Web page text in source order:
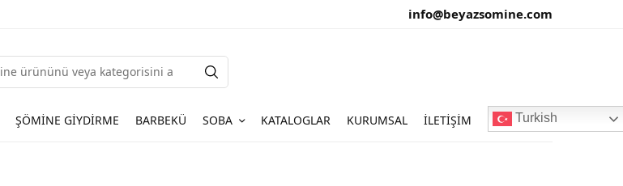
info@beyazsomine.com
ŞÖMINE GIYDIRME BARBEKÜ SOBA KATALOGLAR KURUMSAL İLETIŞIM Turkish